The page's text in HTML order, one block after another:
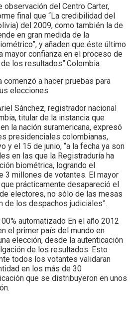
del Centro Carter,
final que “La credibilidad del
del 2009, como también la de
en gran medida de la
y añaden que éste último
mayor confianza en el proceso de
los resultados”.Colombia
comenzó a hacer pruebas para
elecciones.
Sánchez, registrador nacional
titular de la instancia que
la nación suramericana, expresó
presidenciales colombianas,
y el 15 de junio, “a la fecha ya son
en las que la Registraduría ha
biométrica, logrando el
3 millones de votantes. El mayor
prácticamente desapareció el
electores, no sólo de las mesas
de los despachos judiciales”.
automatizado En el año 2012
el primer país del mundo en
elección, desde la autenticación
de los resultados. Esto
todos los votantes validaran
en los más de 30
que se distribuyeron en unos